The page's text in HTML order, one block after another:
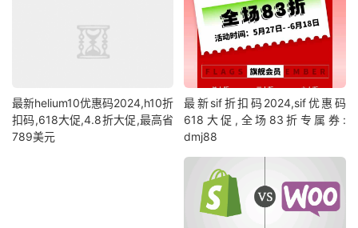
最新helium10优惠码2024,h10折
扣码,618大促,4.8折大促,最高省
789美元
最新sif折扣码2024,sif优惠码
618大促,全场83折专属券:
dmj88